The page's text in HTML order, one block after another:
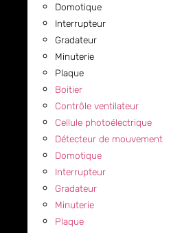
Domotique
Interrupteur
Gradateur
Minuterie
Plaque
Boitier
Contrôle ventilateur
Cellule photoélectrique
Détecteur de mouvement
Domotique
Interrupteur
Gradateur
Minuterie
Plaque